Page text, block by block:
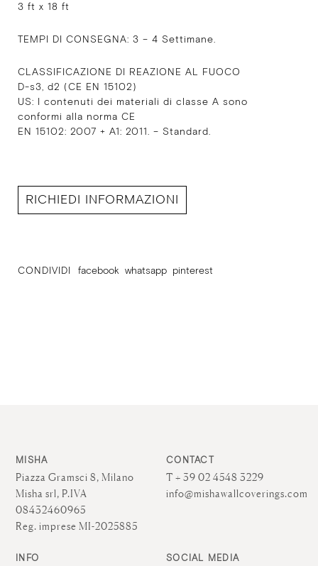
3 ft x 18 ft
TEMPI DI CONSEGNA: 3 – 4 Settimane.
CLASSIFICAZIONE DI REAZIONE AL FUOCO
D-s3, d2 (CE EN 15102)
US: I contenuti dei materiali di classe A sono
conformi alla norma CE
EN 15102: 2007 + A1: 2011. – Standard.
RICHIEDI INFORMAZIONI
CONDIVIDI facebook whatsapp pinterest
MISHA
Piazza Gramsci 8, Milano
Misha srl, P.IVA
08432460965
Reg. imprese MI-2025885
CONTACT
T + 39 02 4548 3229
info@mishawallcoverings.com
INFO SOCIAL MEDIA